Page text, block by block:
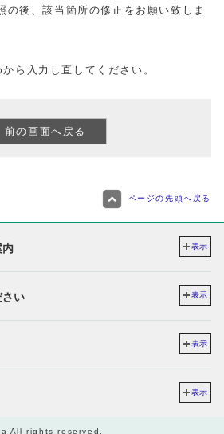
の後、該当箇所の修正をお願い致しま
ら入力し直してください。
ページの先頭へ戻る
内 表示
さい 表示
表示
表示
All rights reserved.